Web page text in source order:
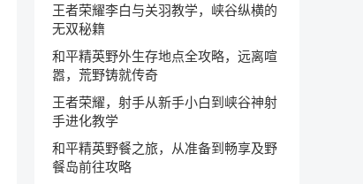
王者荣耀李白与关羽教学，峡谷纵横的
无双秘籍
和平精英野外生存地点全攻略，远离喧
嚣，荒野铸就传奇
王者荣耀，射手从新手小白到峡谷神射
手进化教学
和平精英野餐之旅，从准备到畅享及野
餐岛前往攻略